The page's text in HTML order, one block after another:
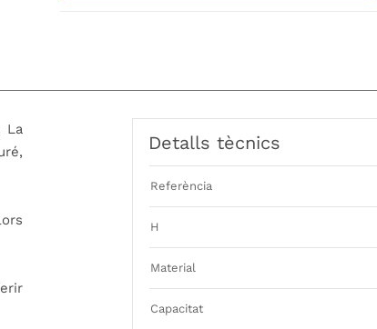
La
Detalls tècnics
Referència
H
Material
Capacitat